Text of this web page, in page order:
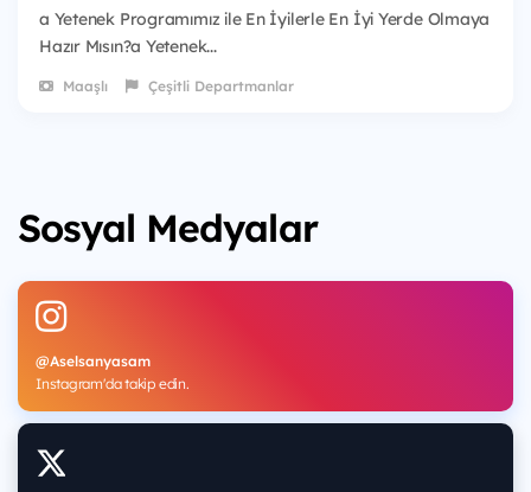
a Yetenek Programımız ile En İyilerle En İyi Yerde Olmaya
Hazır Mısın?a Yetenek...
Maaşlı Çeşitli Departmanlar
Sosyal Medyalar
@Aselsanyasam
Instagram'da takip edin.